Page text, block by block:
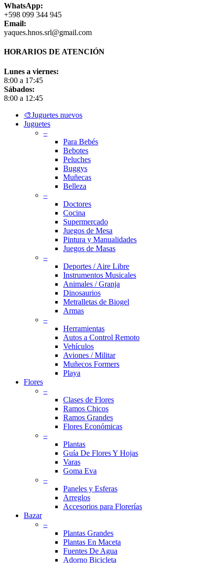
WhatsApp:
+598 099 344 945
Email:
yaques.hnos.srl@gmail.com
HORARIOS DE ATENCIÓN
Lunes a viernes:
8:00 a 17:45
Sábados:
8:00 a 12:45
Close
Menu
🎨Juguetes nuevos
Juguetes
–
Para Bebés
Bebotes
Peluches
Buggys
Muñecas
Belleza
–
Doctores
Cocina
Supermercado
Juegos de Mesa
Pintura y Manualidades
Juegos de Masas
–
Deportes / Aire Libre
Instrumentos Musicales
Animales / Granja
Dinosaurios
Metralletas de Biogel
Armas
–
Herramientas
Autos a Control Remoto
Vehículos
Aviones / Militar
Muñecos Formers
Playa
Flores
–
Clases de Flores
Ramos Chicos
Ramos Grandes
Flores Económicas
–
Plantas
Guía De Flores Y Hojas
Varas
Goma Eva
–
Paneles y Esferas
Arreglos
Accesorios para Florerías
Bazar
–
Plantas Grandes
Plantas En Maceta
Fuentes De Agua
Adorno Bicicleta